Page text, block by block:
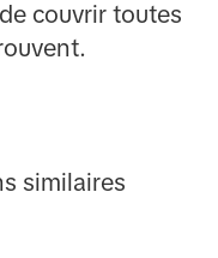
couvrir toutes
similaires